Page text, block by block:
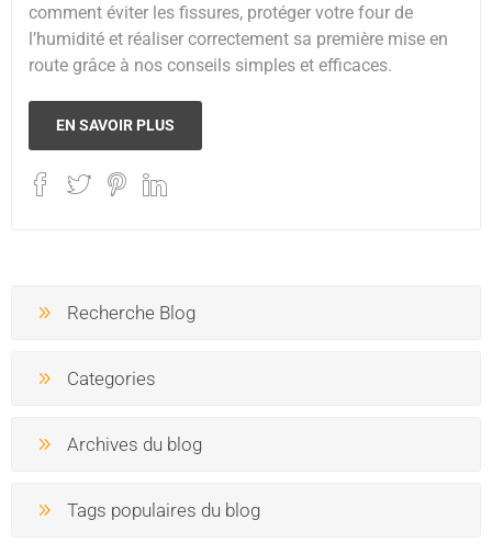
comment éviter les fissures, protéger votre four de
l’humidité et réaliser correctement sa première mise en
route grâce à nos conseils simples et efficaces.
EN SAVOIR PLUS
Recherche Blog
Categories
Archives du blog
Tags populaires du blog